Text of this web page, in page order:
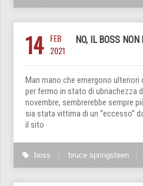
14 FEB
2021
NO, IL BOSS NON
Man mano che emergono ulteriori
per fermo in stato di ubriachezza
novembre, sembrerebbe sempre
sia stata vittima di un “eccesso”
il sito
boss bruce springsteen